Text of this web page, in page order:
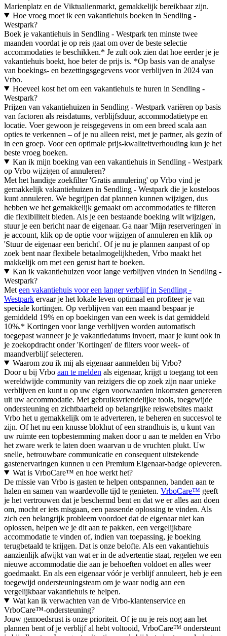
Marienplatz en de Viktualienmarkt, gemakkelijk bereikbaar zijn.
Hoe vroeg moet ik een vakantiehuis boeken in Sendling -
Westpark?
Boek je vakantiehuis in Sendling - Westpark ten minste twee
maanden voordat je op reis gaat om over de beste selectie
accommodaties te beschikken.* Je zult ook zien dat hoe eerder je je
vakantiehuis boekt, hoe beter de prijs is. *Op basis van de analyse
van boekings- en bezettingsgegevens voor verblijven in 2024 van
Vrbo.
Hoeveel kost het om een vakantiehuis te huren in Sendling -
Westpark?
Prijzen van vakantiehuizen in Sendling - Westpark variëren op basis
van factoren als reisdatums, verblijfsduur, accommodatietype en
locatie. Voer gewoon je reisgegevens in om een breed scala aan
opties te verkennen – of je nu alleen reist, met je partner, als gezin of
in een groep. Voor een optimale prijs-kwaliteitverhouding kun je het
beste vroeg boeken.
Kan ik mijn boeking van een vakantiehuis in Sendling - Westpark
op Vrbo wijzigen of annuleren?
Met het handige zoekfilter 'Gratis annulering' op Vrbo vind je
gemakkelijk vakantiehuizen in Sendling - Westpark die je kosteloos
kunt annuleren. We begrijpen dat plannen kunnen wijzigen, dus
hebben we het gemakkelijk gemaakt om accommodaties te filteren
die flexibiliteit bieden. Als je een bestaande boeking wilt wijzigen,
stuur je een bericht naar de eigenaar. Ga naar 'Mijn reserveringen' in
je account, klik op de optie voor wijzigen of annuleren en klik op
'Stuur de eigenaar een bericht'. Of je nu je plannen aanpast of op
zoek bent naar flexibele betaalmogelijkheden, Vrbo maakt het
makkelijk om met een gerust hart te boeken.
Kan ik vakantiehuizen voor lange verblijven vinden in Sendling -
Westpark?
Met een vakantiehuis voor een langer verblijf in Sendling -
Westpark ervaar je het lokale leven optimaal en profiteer je van
speciale kortingen. Op verblijven van een maand bespaar je
gemiddeld 19% en op boekingen van een week is dat gemiddeld
10%.* Kortingen voor lange verblijven worden automatisch
toegepast wanneer je je vakantiedatums invoert, maar je kunt ook in
je zoekopdracht onder 'Kortingen' de filters voor week- of
maandverblijf selecteren.
Waarom zou ik mij als eigenaar aanmelden bij Vrbo?
Door u bij Vrbo aan te melden als eigenaar, krijgt u toegang tot een
wereldwijde community van reizigers die op zoek zijn naar unieke
verblijven en kunt u op uw eigen voorwaarden inkomsten genereren
uit uw accommodatie. Met gebruiksvriendelijke tools, toegewijde
ondersteuning en zichtbaarheid op belangrijke reiswebsites maakt
Vrbo het u gemakkelijk om te adverteren, te beheren en succesvol te
zijn. Of het nu een knusse blokhut of een strandhuis is, u kunt van
uw ruimte een topbestemming maken door u aan te melden en Vrbo
het zware werk te laten doen waarvan u de vruchten plukt. Uw
snelle, betrouwbare communicatie en consequent uitstekende
gastenervaringen kunnen u een Premium Eigenaar-badge opleveren.
Wat is VrboCare™ en hoe werkt het?
De missie van Vrbo is gasten te helpen ontspannen, banden aan te
halen en samen van waardevolle tijd te genieten. VrboCare™ geeft
je het vertrouwen dat je beschermd bent en dat we er alles aan doen
om, mocht er iets misgaan, een passende oplossing te vinden. Als
zich een belangrijk probleem voordoet dat de eigenaar niet kan
oplossen, helpen we je dit aan te pakken, een vergelijkbare
accommodatie te vinden of, indien van toepassing, je boeking
terugbetaald te krijgen. Dat is onze belofte. Als een vakantiehuis
aanzienlijk afwijkt van wat er in de advertentie staat, regelen we een
nieuwe accommodatie die aan je behoeften voldoet en alles weer
goedmaakt. En als een eigenaar vóór je verblijf annuleert, heb je een
toegewijd ondersteuningsteam om je waar nodig aan een
vergelijkbaar vakantiehuis te helpen.
Wat kan ik verwachten van de Vrbo-klantenservice en
VrboCare™-ondersteuning?
Jouw gemoedsrust is onze prioriteit. Of je nu je reis nog aan het
plannen bent of je verblijf al hebt voltooid, VrboCare™ ondersteunt